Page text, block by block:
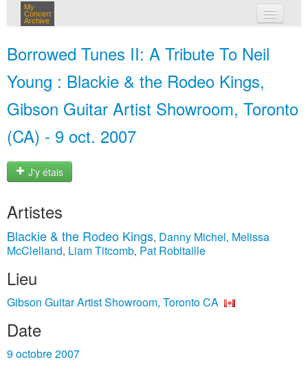
My
Concert
Archive
Borrowed Tunes II: A Tribute To Neil
Young : Blackie & the Rodeo Kings,
Gibson Guitar Artist Showroom, Toronto
(CA) - 9 oct. 2007
J'y étais
Artistes
Blackie & the Rodeo Kings, Danny Michel, Melissa
McClelland, Liam Titcomb, Pat Robitaille
Lieu
Gibson Guitar Artist Showroom, Toronto CA
Date
9 octobre 2007